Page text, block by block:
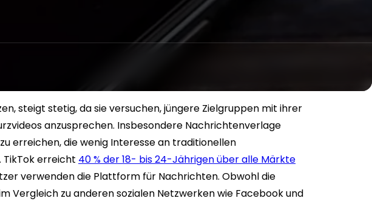
steigt stetig, da sie versuchen, jüngere Zielgruppen mit ihrer
anzusprechen. Insbesondere Nachrichtenverlage
erreichen, die wenig Interesse an traditionellen
erreicht 40 % der 18- bis 24-Jährigen über alle Märkte
verwenden die Plattform für Nachrichten. Obwohl die
Vergleich zu anderen sozialen Netzwerken wie Facebook und